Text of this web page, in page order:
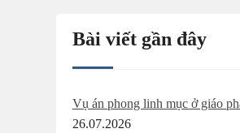
Bài viết gần đây
Vụ án phong linh mục ở giáo
26.07.2026